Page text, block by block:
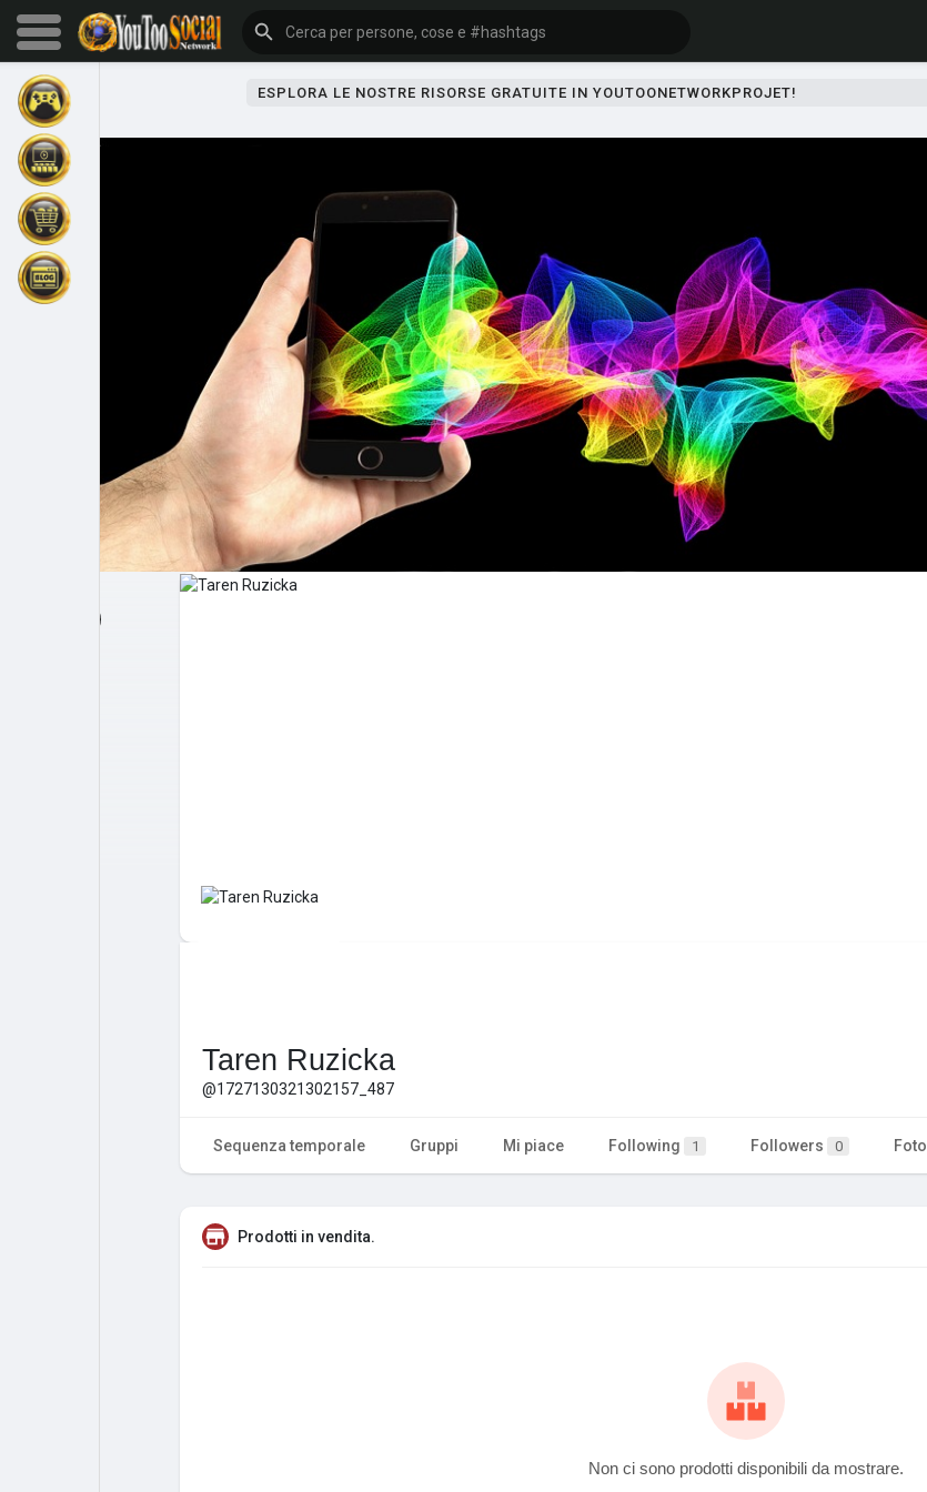
Sfoglia gli eventi
Esplorare
Post popolari Giochi
ESPLORA LE NOSTRE RISORSE GRATUITE IN YOUTOONETWORKPROJET!
Taren Ruzicka
@1727130321302157_487
Sequenza temporale Gruppi Mi piace Following 1 Followers 0 Foto
Prodotti in vendita.
Non ci sono prodotti disponibili da mostrare.